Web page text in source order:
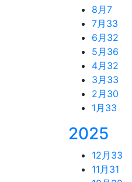
8月7
7月 33
6月 32
5月 36
4月 32
3月 33
2月 30
1月 33
2025
12月 33
11月 31